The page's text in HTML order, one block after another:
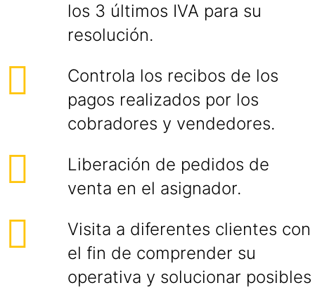
los 3 últimos IVA para su
resolución.
Controla los recibos de los
pagos realizados por los
cobradores y vendedores.
Liberación de pedidos de
venta en el asignador.
Visita a diferentes clientes con
el fin de comprender su
operativa y solucionar posibles